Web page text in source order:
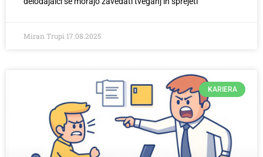
Miran Trupi 17.08.2025
KARIERA